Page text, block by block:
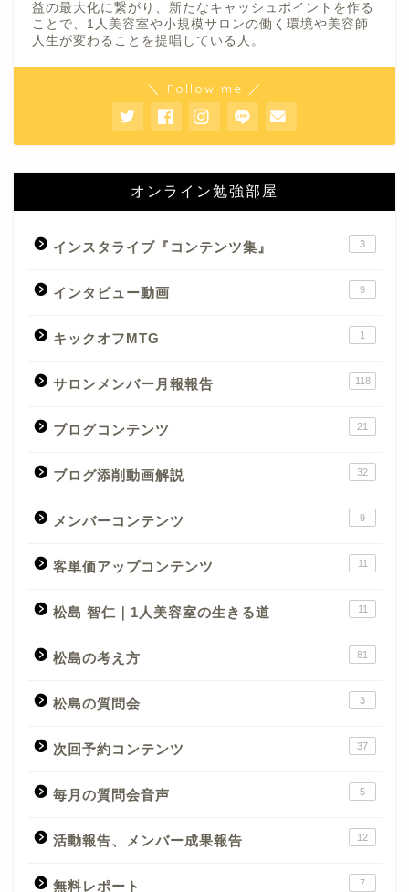
益の最大化に繋がり、新たなキャッシュポイントを作る
ことで、1人美容室や小規模サロンの働く環境や美容師
人生が変わることを提唱している人。
＼ Follow me ／
オンライン勉強部屋
インスタライブ『コンテンツ集』 3
インタビュー動画 9
キックオフMTG 1
サロンメンバー月報報告 118
ブログコンテンツ 21
ブログ添削動画解説 32
メンバーコンテンツ 9
客単価アップコンテンツ 11
松島 智仁｜1人美容室の生きる道 11
松島の考え方 81
松島の質問会 3
次回予約コンテンツ 37
毎月の質問会音声 5
活動報告、メンバー成果報告 12
無料レポート 7